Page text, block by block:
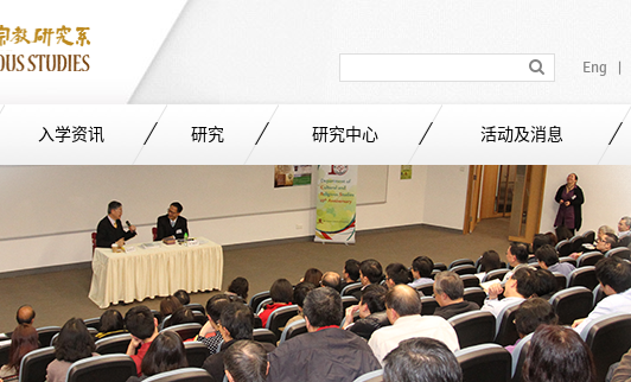
in
Eng
入学资讯 研究 研究中心 活动及消息